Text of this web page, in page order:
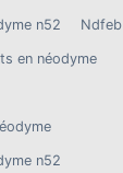
n52 Ndfeb
en néodyme
n52